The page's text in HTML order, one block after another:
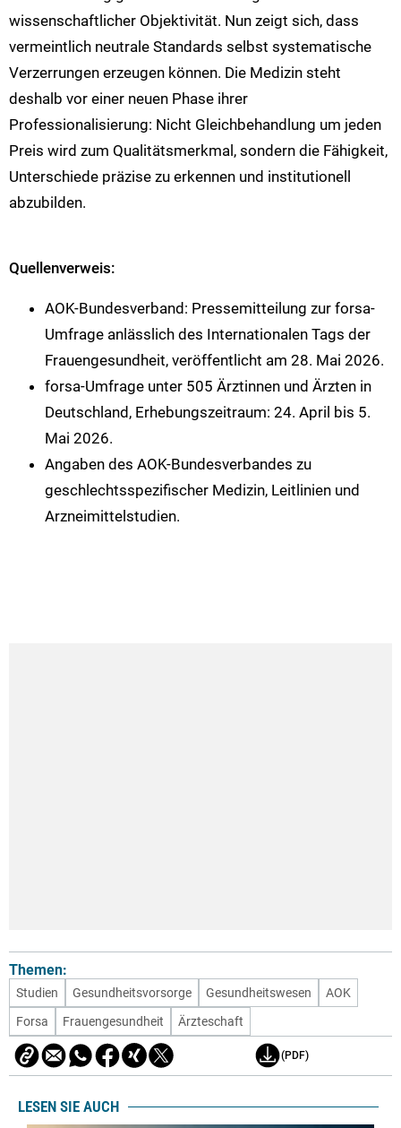
wissenschaftlicher Objektivität. Nun zeigt sich, dass
vermeintlich neutrale Standards selbst systematische
Verzerrungen erzeugen können. Die Medizin steht
deshalb vor einer neuen Phase ihrer
Professionalisierung: Nicht Gleichbehandlung um jeden
Preis wird zum Qualitätsmerkmal, sondern die Fähigkeit,
Unterschiede präzise zu erkennen und institutionell
abzubilden.
Quellenverweis:
AOK-Bundesverband: Pressemitteilung zur forsa-
Umfrage anlässlich des Internationalen Tags der
Frauengesundheit, veröffentlicht am 28. Mai 2026.
forsa-Umfrage unter 505 Ärztinnen und Ärzten in
Deutschland, Erhebungszeitraum: 24. April bis 5.
Mai 2026.
Angaben des AOK-Bundesverbandes zu
geschlechtsspezifischer Medizin, Leitlinien und
Arzneimittelstudien.
Themen:
Studien Gesundheitsvorsorge Gesundheitswesen
AOK
Forsa
Frauengesundheit Ärzteschaft
(PDF)
LESEN SIE AUCH